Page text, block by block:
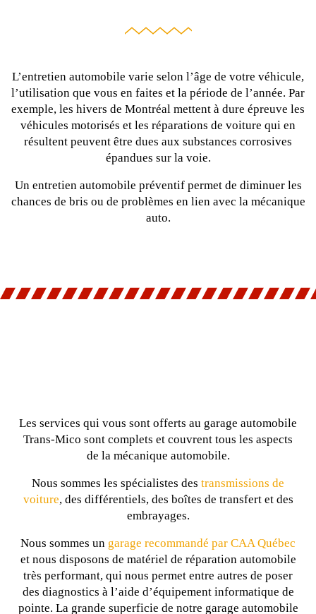
L’entretien automobile varie selon l’âge de votre véhicule,
l’utilisation que vous en faites et la période de l’année. Par
exemple, les hivers de Montréal mettent à dure épreuve les
véhicules motorisés et les réparations de voiture qui en
résultent peuvent être dues aux substances corrosives
épandues sur la voie.
Un entretien automobile préventif permet de diminuer les
chances de bris ou de problèmes en lien avec la mécanique
auto.
Les services qui vous sont offerts au garage automobile
Trans-Mico sont complets et couvrent tous les aspects
de la mécanique automobile.
Nous sommes les spécialistes des transmissions de
voiture, des différentiels, des boîtes de transfert et des
embrayages.
Nous sommes un garage recommandé par CAA Québec
et nous disposons de matériel de réparation automobile
très performant, qui nous permet entre autres de poser
des diagnostics à l’aide d’équipement informatique de
pointe. La grande superficie de notre garage automobile